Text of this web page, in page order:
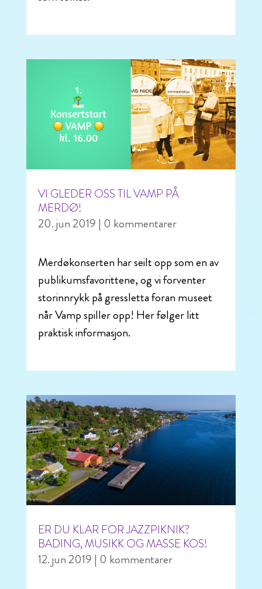
VI GLEDER OSS TIL VAMP PÅ
MERDØ!
20. jun 2019 | 0 kommentarer
Merdøkonserten har seilt opp som en av
publikumsfavorittene, og vi forventer
storinnrykk på gressletta foran museet
når Vamp spiller opp! Her følger litt
praktisk informasjon.
ER DU KLAR FOR JAZZPIKNIK?
BADING, MUSIKK OG MASSE KOS!
12. jun 2019 | 0 kommentarer